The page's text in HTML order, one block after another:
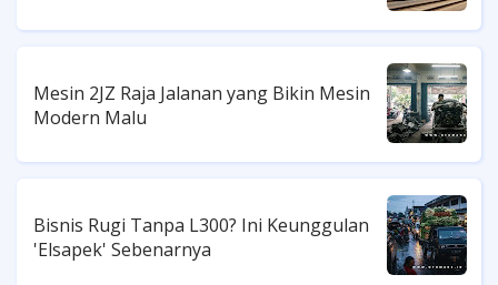
Mesin 2JZ Raja Jalanan yang Bikin Mesin
Modern Malu
Bisnis Rugi Tanpa L300? Ini Keunggulan
'Elsapek' Sebenarnya